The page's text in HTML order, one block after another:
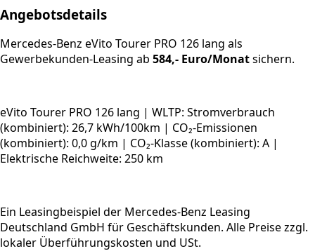
Angebotsdetails
Mercedes-Benz eVito Tourer PRO 126 lang als
Gewerbekunden-Leasing ab 584,- Euro/Monatsichern.
eVito Tourer PRO 126 lang | WLTP: Stromverbrauch
(kombiniert): 26,7 kWh/100km | CO₂-Emissionen
(kombiniert): 0,0 g/km | CO₂-Klasse (kombiniert): A |
Elektrische Reichweite: 250 km
Ein Leasingbeispiel der Mercedes-Benz Leasing
Deutschland GmbH für Geschäftskunden. Alle Preise zzgl.
lokaler Überführungs­kosten und USt.